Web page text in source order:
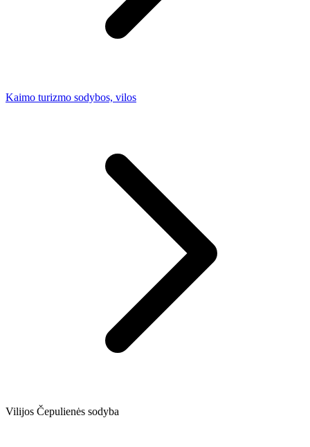
Kaimo turizmo sodybos, vilos
Vilijos Čepulienės sodyba